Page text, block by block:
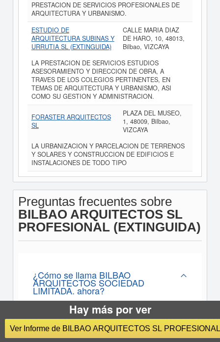
PRESTACION DE SERVICIOS PROFESIONALES DE
ARQUITECTURA Y URBANISMO.
ESTUDIO DE
ARQUITECTURA SUBINAS Y
URRUTIA SL (EXTINGUIDA)
CALLE MARIA DIAZ
DE HARO, 10, 48013,
Bilbao, VIZCAYA
LA PRESTACION DE SERVICIOS ESTUDIOS
ASESORAMIENTO Y DIRECCION DE OBRA, A
TRAVES DE LOS COLEGIOS PERTINENTES, EN
TEMAS DE ARQUITECTURA Y URBANISMO, ASI
COMO SU GESTION Y ADMINISTRACION.
FORASTER ARQUITECTOS
SL
PLAZA DEL MUSEO,
1, 48009, Bilbao,
VIZCAYA
LA URBANIZACION Y PARCELACION DE TERRENOS
Y SOLARES Y CONSTRUCCION DE EDIFICIOS E
INSTALACIONES DE TODO TIPO
Preguntas frecuentes sobre
BILBAO ARQUITECTOS SL
PROFESIONAL (EXTINGUIDA)
¿Cómo se llama BILBAO
ARQUITECTOS SOCIEDAD
LIMITADA. ahora?
El nombre actual de BILBAO ARQUITECTOS
SOCIEDAD LIMITADA. es BILBAO
ARQUITECTOS SL PROFESIONAL
(EXTINGUIDA)
Hay más por ver
Ver Informe de BILBAO ARQUITECTOS SL